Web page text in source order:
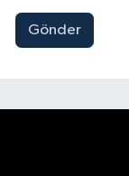
Gönder